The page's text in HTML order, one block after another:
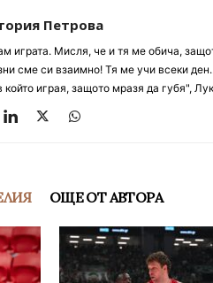
Петрова
играта. Мисля, че и тя ме обича,
сме си взаимно! Тя ме учи всеки
който играя, защото мразя да губя",
ОЩЕ ОТ АВТОРА